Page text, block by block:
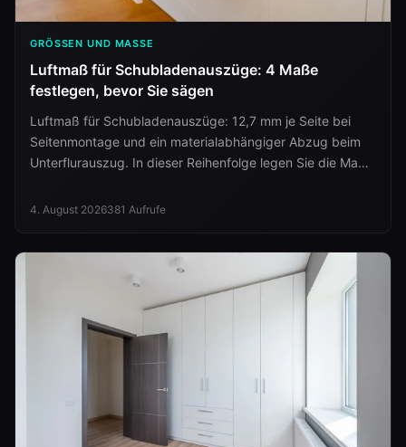
GRÖSSEN UND MASSE
Luftmaß für Schubladenauszüge: 4 Maße
festlegen, bevor Sie sägen
Luftmaß für Schubladenauszüge: 12,7 mm je Seite bei
Seitenmontage und ein materialabhängiger Abzug beim
Unterflurauszug. In dieser Reihenfolge legen Sie die Maße
4. August 2026381 Aufrufe